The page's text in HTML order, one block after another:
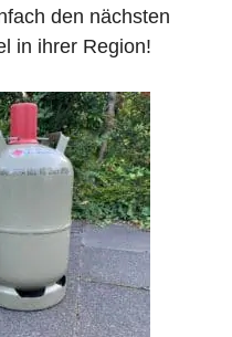
den nächsten
in ihrer Region!